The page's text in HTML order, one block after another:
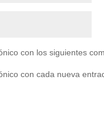
con los siguientes
con cada nueva